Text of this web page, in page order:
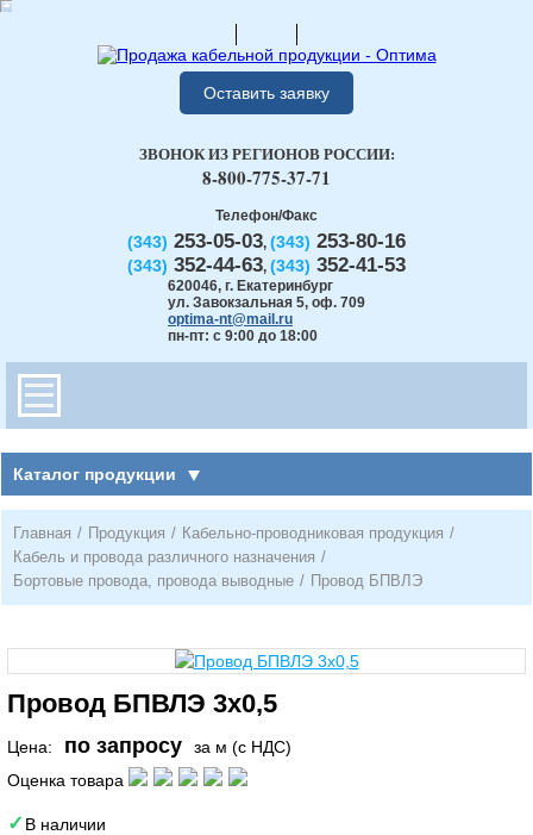
Оставить заявку
Телефон/Факс
(343) 253-05-03, (343) 253-80-16
(343) 352-44-63, (343) 352-41-53
620046, г. Екатеринбург
ул. Завокзальная 5, оф. 709
optima-nt@mail.ru
пн-пт: с 9:00 до 18:00
ЗВОНОК ИЗ РЕГИОНОВ РОССИИ:
8-800-775-37-71
Каталог продукции
Главная / Продукция / Кабельно-проводниковая продукция /
Кабель и провода различного назначения /
Бортовые провода, провода выводные / Провод БПВЛЭ
Провод БПВЛЭ 3х0,5
Цена: по запросу
за м (с НДС)
Оценка товара
В наличии